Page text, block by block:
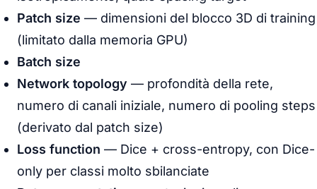
Patch size — dimensioni del blocco 3D di training
(limitato dalla memoria GPU)
Batch size
Network topology — profondità della rete,
numero di canali iniziale, numero di pooling steps
(derivato dal patch size)
Loss function — Dice + cross-entropy, con Dice-
only per classi molto sbilanciate